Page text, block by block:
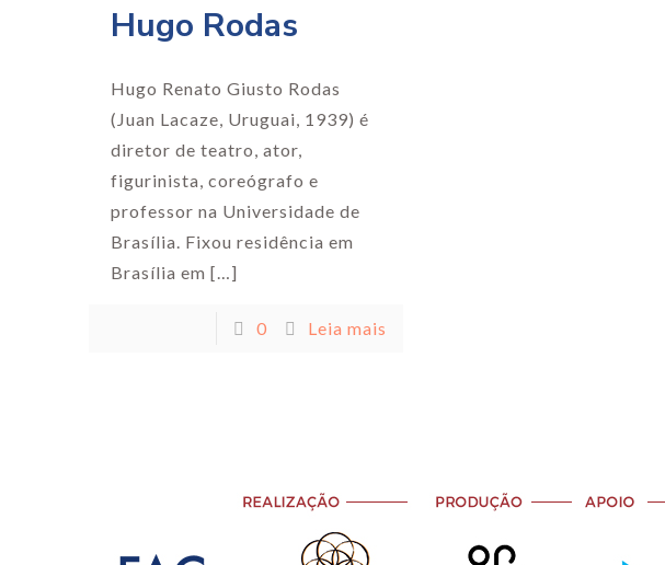
Hugo Rodas
Hugo Renato Giusto Rodas
(Juan Lacaze, Uruguai, 1939) é
diretor de teatro, ator,
figurinista, coreógrafo e
professor na Universidade de
Brasília. Fixou residência em
Brasília em […]
0 Leia mais